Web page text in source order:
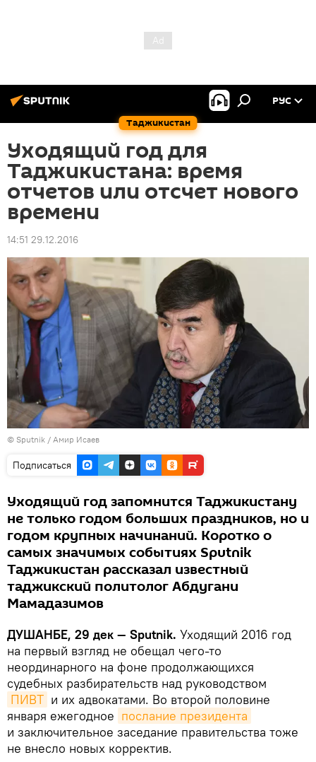
Таджикистан
РУС
Уходящий год для
Таджикистана: время
отчетов или отсчет нового
времени
14:51 29.12.2016
© Sputnik / Амир Исаев
Подписаться
Уходящий год запомнится Таджикистану
не только годом больших праздников, но и
годом крупных начинаний. Коротко о
самых значимых событиях Sputnik
Таджикистан рассказал известный
таджикский политолог Абдугани
Мамадазимов
ДУШАНБЕ, 29 дек — Sputnik. Уходящий 2016 год
на первый взгляд не обещал чего-то
неординарного на фоне продолжающихся
судебных разбирательств над руководством
ПИВТ и их адвокатами. Во второй половине
января ежегодное послание президента
и заключительное заседание правительства тоже
не внесло новых корректив.